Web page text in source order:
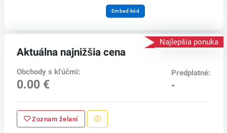
Embed kód
Najlepšia ponuka
Aktuálna najnižšia cena
Obchody s kľúčmi:
0.00 €
Predplatné:
-
Zoznam želaní